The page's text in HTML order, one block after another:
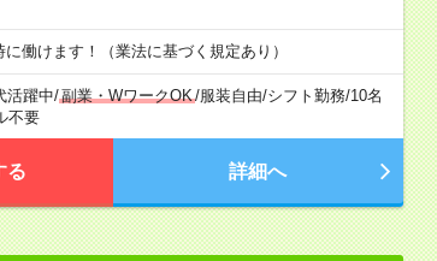
働けます！（業法に基づく規定あり）
活躍中/副業・WワークOK/服装自由/シフト勤務/10名
不要
る 詳細へ